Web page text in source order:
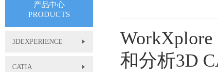
产品中心
PRODUCTS
3DEXPERIENCE
CATIA
和分析3D